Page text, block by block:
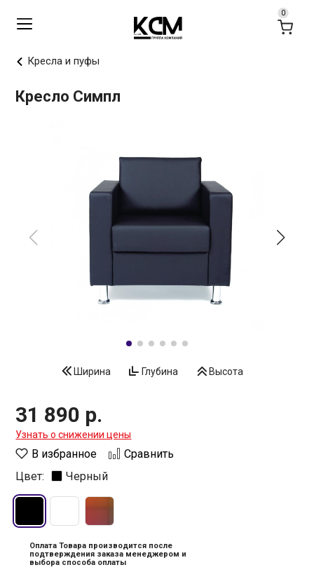
Кресла и пуфы
Кресло Симпл
Ширина Глубина Высота
31 890 р.
Узнать о снижении цены
В избранное
Сравнить
Цвет:
Черный
Оплата Товара производится после
подтверждения заказа менеджером и
выбора способа оплаты